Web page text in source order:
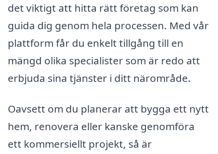
det viktigt att hitta rätt företag som kan
guida dig genom hela processen. Med vår
plattform får du enkelt tillgång till en
mängd olika specialister som är redo att
erbjuda sina tjänster i ditt närområde.
Oavsett om du planerar att bygga ett nytt
hem, renovera eller kanske genomföra
ett kommersiellt projekt, så är